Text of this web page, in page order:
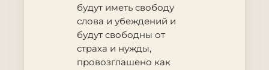
будут иметь свободу
слова и убеждений и
будут свободны от
страха и нужды,
провозглашено как